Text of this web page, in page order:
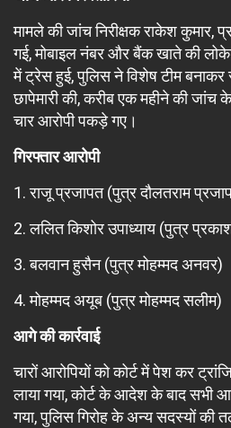
मामले की जांच निरीक्षक राकेश कुमार,
गई, मोबाइल नंबर और बैंक खाते की
में ट्रेस हुई, पुलिस ने विशेष टीम बनाकर
छापेमारी की, करीब एक महीने की जांच
चार आरोपी पकड़े गए।
गिरफ्तार आरोपी
1. राजू प्रजापत (पुत्र दौलतराम
2. ललित किशोर उपाध्याय (पुत्र
3. बलवान हुसैन (पुत्र मोहम्मद अनवर)
4. मोहम्मद अयूब (पुत्र मोहम्मद सलीम)
आगे की कार्रवाई
चारों आरोपियों को कोर्ट में पेश कर
लाया गया, कोर्ट के आदेश के बाद सभी
गया, पुलिस गिरोह के अन्य सदस्यों की